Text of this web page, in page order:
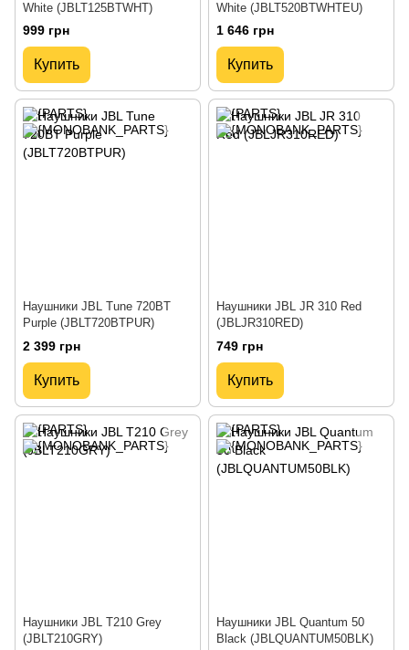
White (JBLT125BTWHT)
999 грн
Купить
White (JBLT520BTWHTEU)
1 646 грн
Купить
Наушники JBL Tune 720BT
Purple (JBLT720BTPUR)
2 399 грн
Купить
Наушники JBL JR 310 Red
(JBLJR310RED)
749 грн
Купить
Наушники JBL T210 Grey
(JBLT210GRY)
Наушники JBL Quantum 50
Black (JBLQUANTUM50BLK)